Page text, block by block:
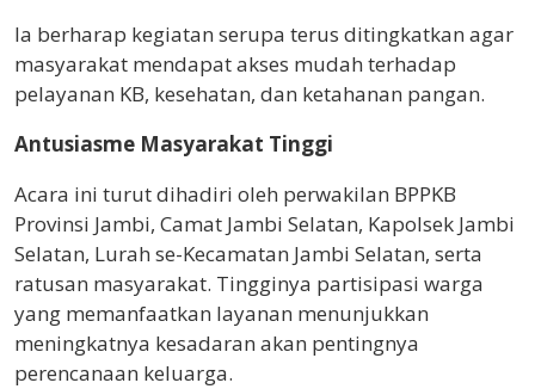
Ia berharap kegiatan serupa terus ditingkatkan agar
masyarakat mendapat akses mudah terhadap
pelayanan KB, kesehatan, dan ketahanan pangan.
Antusiasme Masyarakat Tinggi
Acara ini turut dihadiri oleh perwakilan BPPKB
Provinsi Jambi, Camat Jambi Selatan, Kapolsek Jambi
Selatan, Lurah se-Kecamatan Jambi Selatan, serta
ratusan masyarakat. Tingginya partisipasi warga
yang memanfaatkan layanan menunjukkan
meningkatnya kesadaran akan pentingnya
perencanaan keluarga.